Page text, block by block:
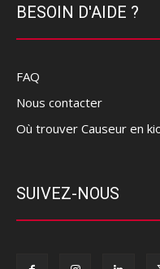
BESOIN D'AIDE ?
FAQ
Nous contacter
Où trouver Causeur en
SUIVEZ-NOUS